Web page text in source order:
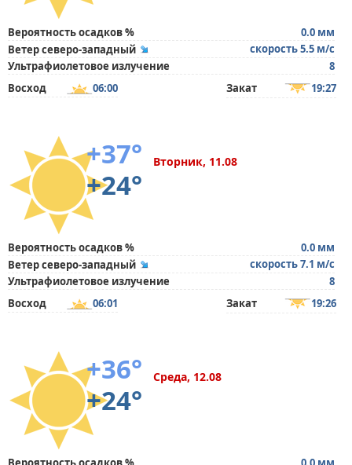
Вероятность осадков %
0.0 мм
Ветер северо-западный
скорость 5.5 м/с
Ультрафиолетовое излучение
8
Восход
06:00 Закат 19:27
+37°
+24°
Вторник, 11.08
Вероятность осадков %
0.0 мм
Ветер северо-западный
скорость 7.1 м/с
Ультрафиолетовое излучение
8
Восход
06:01 Закат 19:26
+36°
+24°
Среда, 12.08